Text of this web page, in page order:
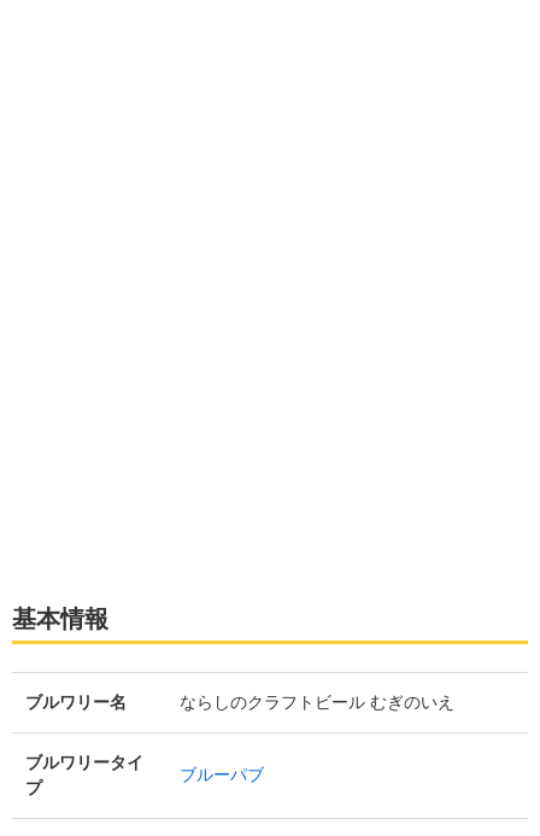
基本情報
ブルワリー名 ならしのクラフトビール むぎのいえ
ブルワリータイ
プ
ブルーパブ